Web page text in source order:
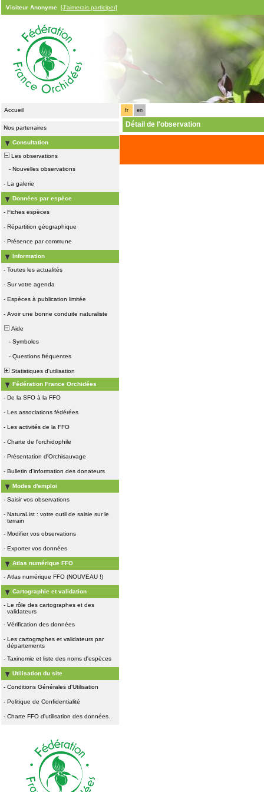
Visiteur Anonyme [J'aimerais participer]
Accueil
Nos partenaires
Consultation
Les observations
- Nouvelles observations
- La galerie
Données par espèce
- Fiches espèces
- Répartition géographique
- Présence par commune
Information
- Toutes les actualités
- Sur votre agenda
- Espèces à publication limitée
- Avoir une bonne conduite naturaliste
Aide
- Symboles
- Questions fréquentes
Statistiques d'utilisation
Fédération France Orchidées
- De la SFO à la FFO
- Les associations fédérées
- Les activités de la FFO
- Charte de l'orchidophile
- Présentation d'Orchisauvage
- Bulletin d'information des donateurs
Modes d'emploi
- Saisir vos observations
- NaturaList : votre outil de saisie sur le
terrain
- Modifier vos observations
- Exporter vos données
Atlas numérique FFO
- Atlas numérique FFO (NOUVEAU !)
Cartographie et validation
- Le rôle des cartographes et des
validateurs
- Vérification des données
- Les cartographes et validateurs par
départements
- Taxinomie et liste des noms d'espèces
Utilisation du site
- Conditions Générales d'Utilisation
- Politique de Confidentialité
- Charte FFO d'utilisation des données.
fr en
Détail de l'observation